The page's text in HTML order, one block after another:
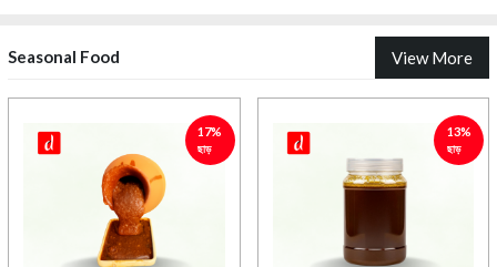
Seasonal Food View More
17%
ছাড়
13%
ছাড়